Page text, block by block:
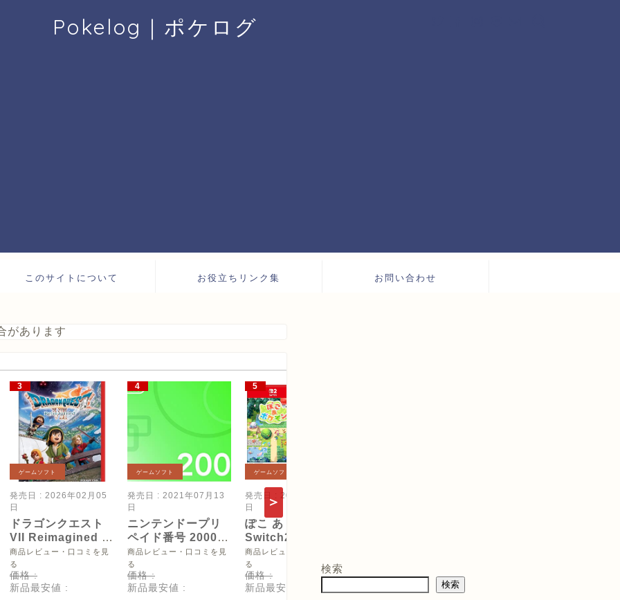
Pokelog｜ポケログ
このサイトについて お役立ちリンク集 お問い合わせ
があります
ゲームソフト
発売日 : 2026年02月05
日
ドラゴンクエスト
VII Reimagined -
Switch2
商品レビュー・口コミを見
る
価格 :
新品最安値 :
ゲームソフト
発売日 : 2021年07月13
日
ニンテンドープリ
ペイド番号 2000
円|オンラインコー
ド版
商品レビュー・口コミを見
る
価格 :
新品最安値 :
ゲームソフト
発売日 : 2026年03月05
日
ぽこ あ ポケモン -
Switch2
【Amazon.co.jpオ
リジナル特典】メ
タモン型木製トレ
ー(サイズ約直径
商品レビュー・口コミを見
る
価格 :
新品最安値 :
価格 :
検索
検索